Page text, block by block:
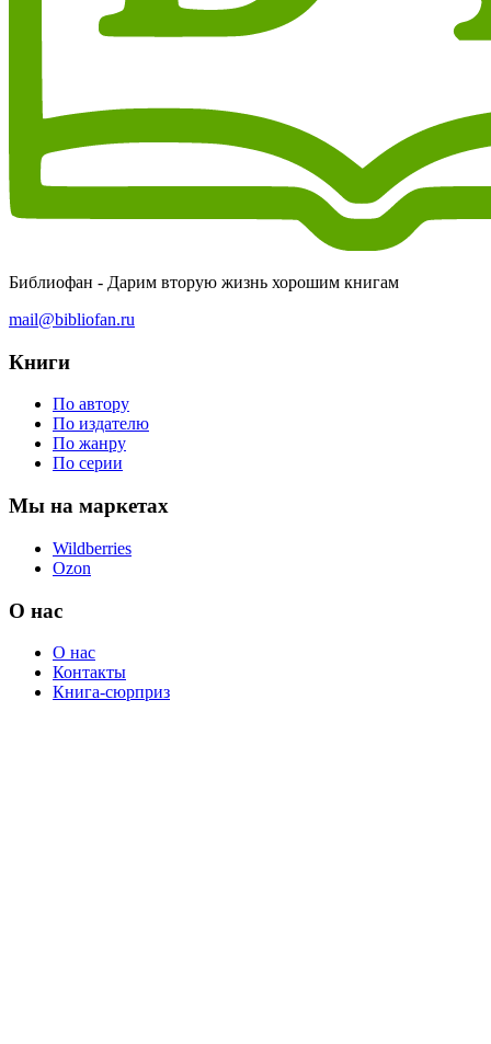
Библиофан - Дарим вторую жизнь хорошим книгам
mail@bibliofan.ru
Книги
По автору
По издателю
По жанру
По серии
Мы на маркетах
Wildberries
Ozon
О нас
О нас
Контакты
Книга-сюрприз